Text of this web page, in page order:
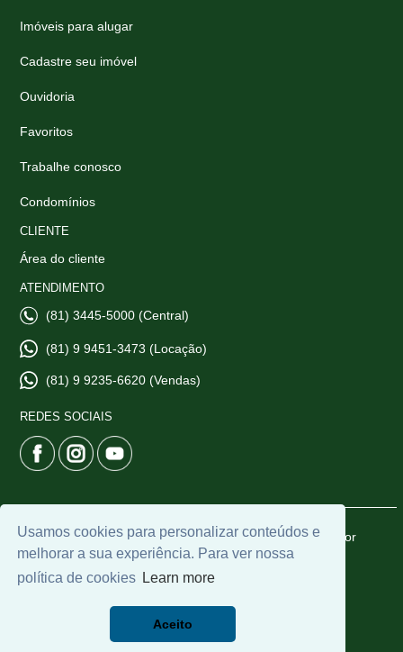
Usamos cookies para personalizar conteúdos e
melhorar a sua experiência. Para ver nossa
política de cookies Learn more
Aceito
Imóveis para alugar
Cadastre seu imóvel
Ouvidoria
Favoritos
Trabalhe conosco
Condomínios
CLIENTE
Área do cliente
ATENDIMENTO
(81) 3445-5000 (Central)
(81) 9 9451-3473 (Locação)
(81) 9 9235-6620 (Vendas)
REDES SOCIAIS
© 2026 | CTI Imobiliária | CRECI: 6665-J | Desenvolvido por
Universal Software.